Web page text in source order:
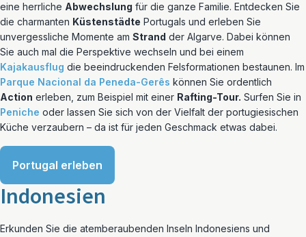
eine herrliche Abwechslung für die ganze Familie. Entdecken Sie
die charmanten Küstenstädte Portugals und erleben Sie
unvergessliche Momente am Strand der Algarve. Dabei können
Sie auch mal die Perspektive wechseln und bei einem
Kajakausflug die beeindruckenden Felsformationen bestaunen. Im
Parque Nacional da Peneda-Gerês können Sie ordentlich
Action erleben, zum Beispiel mit einer Rafting-Tour. Surfen Sie in
Peniche oder lassen Sie sich von der Vielfalt der portugiesischen
Küche verzaubern – da ist für jeden Geschmack etwas dabei.
Portugal erleben
Indonesien
Erkunden Sie die atemberaubenden Inseln Indonesiens und